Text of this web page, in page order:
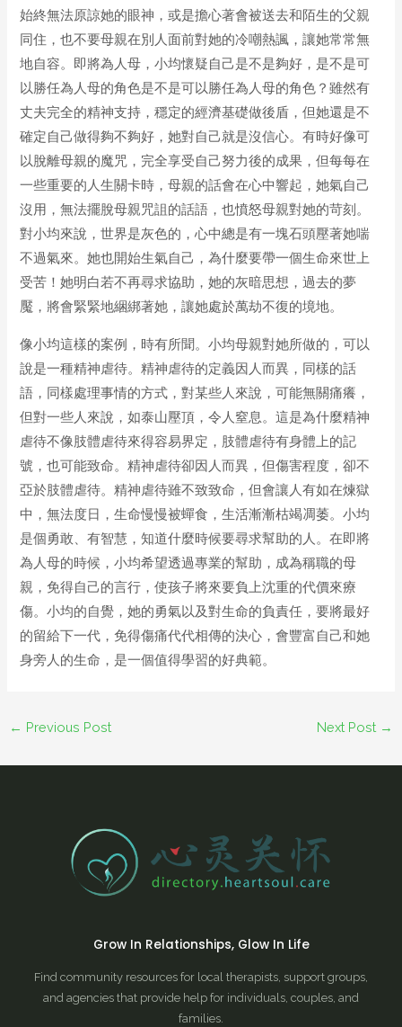
始終無法原諒她的眼神，或是擔心著會被送去和陌生的父親
同住，也不要母親在別人面前對她的冷嘲熱諷，讓她常常無
地自容。即將為人母，小均懷疑自己是不是夠好，是不是可
以勝任為人母的角色是不是可以勝任為人母的角色？雖然有
丈夫完全的精神支持，穩定的經濟基礎做後盾，但她還是不
確定自己做得夠不夠好，她對自己就是沒信心。有時好像可
以脫離母親的魔咒，完全享受自己努力後的成果，但每每在
一些重要的人生關卡時，母親的話會在心中響起，她氣自己
沒用，無法擺脫母親咒詛的話語，也憤怒母親對她的苛刻。
對小均來說，世界是灰色的，心中總是有一塊石頭壓著她喘
不過氣來。她也開始生氣自己，為什麼要帶一個生命來世上
受苦！她明白若不再尋求協助，她的灰暗思想，過去的夢
魘，將會緊緊地綑綁著她，讓她處於萬劫不復的境地。
像小均這樣的案例，時有所聞。小均母親對她所做的，可以
說是一種精神虐待。精神虐待的定義因人而異，同樣的話
語，同樣處理事情的方式，對某些人來說，可能無關痛癢，
但對一些人來說，如泰山壓頂，令人窒息。這是為什麼精神
虐待不像肢體虐待來得容易界定，肢體虐待有身體上的記
號，也可能致命。精神虐待卻因人而異，但傷害程度，卻不
亞於肢體虐待。精神虐待雖不致致命，但會讓人有如在煉獄
中，無法度日，生命慢慢被蟬食，生活漸漸枯竭凋萎。小均
是個勇敢、有智慧，知道什麼時候要尋求幫助的人。在即將
為人母的時候，小均希望透過專業的幫助，成為稱職的母
親，免得自己的言行，使孩子將來要負上沈重的代價來療
傷。小均的自覺，她的勇氣以及對生命的負責任，要將最好
的留給下一代，免得傷痛代代相傳的決心，會豐富自己和她
身旁人的生命，是一個值得學習的好典範。
← Previous Post Next Post →
Grow In Relationships, Glow In Life
Find community resources for local therapists, support groups,
and agencies that provide help for individuals, couples, and
families.